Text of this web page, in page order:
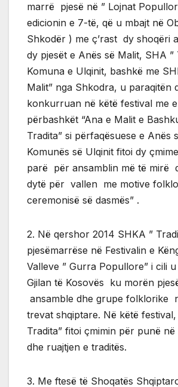
marrë pjesë në ” Lojnat
edicionin e 7-të, që u mbajt në
Shkodër ) me ç’rast dy shoqëri
dy pjesët e Anës së Malit, SHA ”
Komuna e Ulqinit, bashkë me
Malit” nga Shkodra, u paraqitën
konkurruan në këtë festival me
përbashkët “Ana e Malit e
Tradita” si përfaqësuese e Anës
Komunës së Ulqinit fitoi dy
parë për ansamblin më të mirë
dytë për vallen me motive
ceremonisë së dasmës” .
2. Në qershor 2014 SHKA ”
pjesëmarrëse në Festivalin e
Valleve ” Gurra Popullore” i cili
Gjilan të Kosovës ku morën
ansamble dhe grupe folklorike
trevat shqiptare. Në këtë
Tradita” fitoi çmimin për punë
dhe ruajtjen e traditës.
3. Me ftesë të Shoqatës